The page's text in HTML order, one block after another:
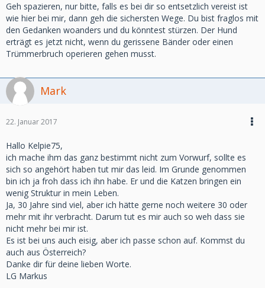
Geh spazieren, nur bitte, falls es bei dir so entsetzlich vereist ist
wie hier bei mir, dann geh die sichersten Wege. Du bist fraglos mit
den Gedanken woanders und du könntest stürzen. Der Hund
erträgt es jetzt nicht, wenn du gerissene Bänder oder einen
Trümmerbruch operieren gehen musst.
Mark
22. Januar 2017
Hallo Kelpie75,
ich mache ihm das ganz bestimmt nicht zum Vorwurf, sollte es
sich so angehört haben tut mir das leid. Im Grunde genommen
bin ich ja froh dass ich ihn habe. Er und die Katzen bringen ein
wenig Struktur in mein Leben.
Ja, 30 Jahre sind viel, aber ich hätte gerne noch weitere 30 oder
mehr mit ihr verbracht. Darum tut es mir auch so weh dass sie
nicht mehr bei mir ist.
Es ist bei uns auch eisig, aber ich passe schon auf. Kommst du
auch aus Österreich?
Danke dir für deine lieben Worte.
LG Markus